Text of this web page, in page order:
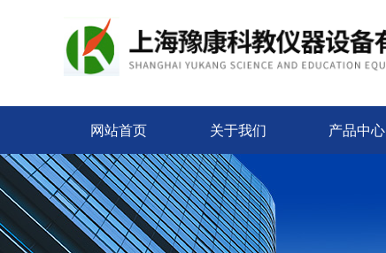
网站首页 关于我们 产品中心